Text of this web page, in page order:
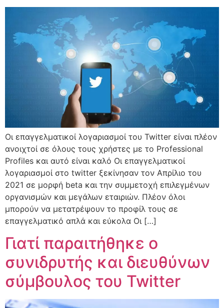
Οι επαγγελματικοί λογαριασμοί του Twitter είναι πλέον
ανοιχτοί σε όλους τους χρήστες με το Professional
Profiles και αυτό είναι καλό Οι επαγγελματικοί
λογαριασμοί στο twitter ξεκίνησαν τον Απρίλιο του
2021 σε μορφή beta και την συμμετοχή επιλεγμένων
οργανισμών και μεγάλων εταιριών. Πλέον όλοι
μπορούν να μετατρέψουν το προφίλ τους σε
επαγγελματικό απλά και εύκολα Οι […]
Γιατί παραιτήθηκε ο
συνιδρυτής και διευθύνων
σύμβουλος του Twitter